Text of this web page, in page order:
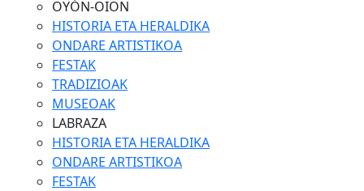
OYÓN-OION
HISTORIA ETA HERALDIKA
ONDARE ARTISTIKOA
FESTAK
TRADIZIOAK
MUSEOAK
LABRAZA
HISTORIA ETA HERALDIKA
ONDARE ARTISTIKOA
FESTAK